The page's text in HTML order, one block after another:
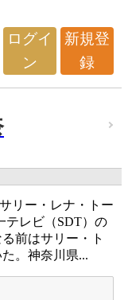
ログイ
ン
新規登
録
リー・レナ・トー
テレビ（SDT）の
前はサリー・ト
。神奈川県...